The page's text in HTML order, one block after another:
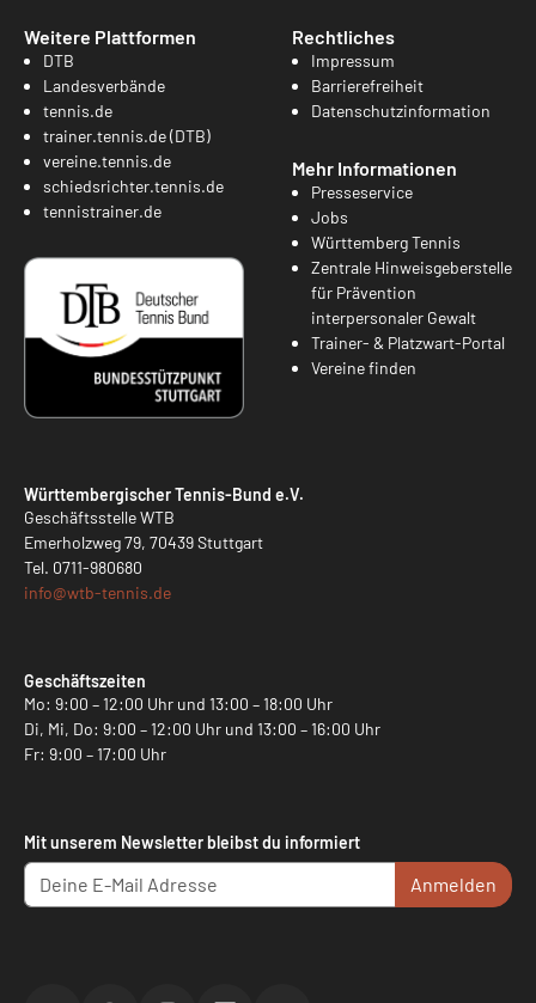
Weitere Plattformen
DTB
Landesverbände
tennis.de
trainer.tennis.de (DTB)
vereine.tennis.de
schiedsrichter.tennis.de
tennistrainer.de
Rechtliches
Impressum
Barrierefreiheit
Datenschutzinformation
Mehr Informationen
Presseservice
Jobs
Württemberg Tennis
Zentrale Hinweisgeberstelle
für Prävention
interpersonaler Gewalt
Trainer- & Platzwart-Portal
Vereine finden
Württembergischer Tennis-Bund e.V.
Geschäftsstelle WTB
Emerholzweg 79, 70439 Stuttgart
Tel. 0711-980680
info@wtb-tennis.de
Geschäftszeiten
Mo: 9:00 – 12:00 Uhr und 13:00 – 18:00 Uhr
Di, Mi, Do: 9:00 – 12:00 Uhr und 13:00 – 16:00 Uhr
Fr: 9:00 – 17:00 Uhr
Mit unserem Newsletter bleibst du informiert
Anmelden